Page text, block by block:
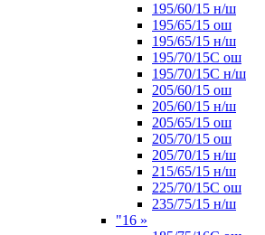
195/60/15 н/ш
195/65/15 ош
195/65/15 н/ш
195/70/15С ош
195/70/15С н/ш
205/60/15 ош
205/60/15 н/ш
205/65/15 ош
205/70/15 ош
205/70/15 н/ш
215/65/15 н/ш
225/70/15С ош
235/75/15 н/ш
"16 »